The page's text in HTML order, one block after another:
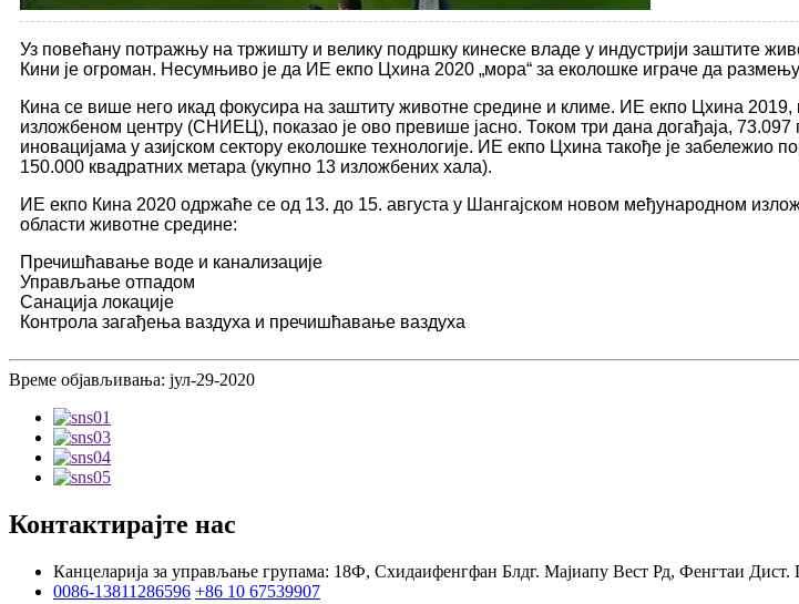
Уз повећану потражњу на тржишту и велику подршку кинеске владе у индустрији заштите
Кини је огроман. Несумњиво је да ИЕ екпо Цхина 2020 „мора“ за еколошке играче да
Кина се више него икад фокусира на заштиту животне средине и климе. ИЕ екпо Цхина
изложбеном центру (СНИЕЦ), показао је ово превише јасно. Током три дана догађаја,
иновацијама у азијском сектору еколошке технологије. ИЕ екпо Цхина такође је
150.000 квадратних метара (укупно 13 изложбених хала).
ИЕ екпо Кина 2020 одржаће се од 13. до 15. августа у Шангајском новом међународном
области животне средине:
Пречишћавање воде и канализације
Управљање отпадом
Санација локације
Контрола загађења ваздуха и пречишћавање ваздуха
Време објављивања: јул-29-2020
Контактирајте нас
Канцеларија за управљање групама: 18Ф, Схидаифенгфан Блдг. Мајиапу Вест Рд, Фенгтаи Дист.
0086-13811286596 +86 10 67539907